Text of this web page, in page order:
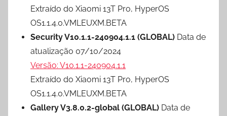
Extraído do Xiaomi 13T Pro, HyperOS
OS1.1.4.0.VMLEUXM.BETA
Security V10.1.1-240904.1.1 (GLOBAL) Data de
atualização 07/10/2024
Versão: V10.1.1-240904.1.1
Extraído do Xiaomi 13T Pro, HyperOS
OS1.1.4.0.VMLEUXM.BETA
Gallery V3.8.0.2-global (GLOBAL) Data de